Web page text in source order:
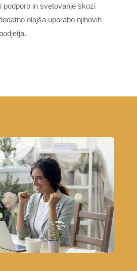
podporo in svetovanje skozi
olajša uporabo njihovih